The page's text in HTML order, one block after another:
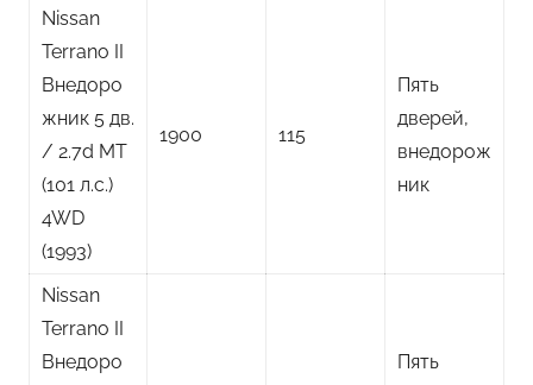
Nissan
Terrano II
Внедоро
жник 5 дв.
/ 2.7d MT
(101 л.с.)
4WD
(1993)
1900 115
Пять
дверей,
внедорож
ник
Nissan
Terrano II
Внедоро
Пять